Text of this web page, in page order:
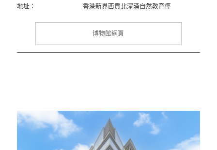
地址：
香港新界西貢北潭涌自然教育徑
博物館網頁